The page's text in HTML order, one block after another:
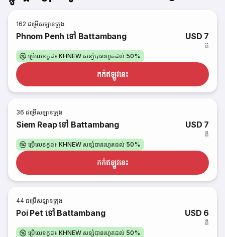
162 ជម្រើសឡានក្រុង
Phnom Penh ទៅ Battambang USD 7
ពី
ប្រើលេខកូដ៖ KHNEW សន្សំបានរហូតដល់ 50%
កក់​ឥឡូវនេះ
36 ជម្រើសឡានក្រុង
Siem Reap ទៅ Battambang USD 7
ពី
ប្រើលេខកូដ៖ KHNEW សន្សំបានរហូតដល់ 50%
កក់​ឥឡូវនេះ
44 ជម្រើសឡានក្រុង
Poi Pet ទៅ Battambang USD 6
ពី
ប្រើលេខកូដ៖ KHNEW សន្សំបានរហូតដល់ 50%